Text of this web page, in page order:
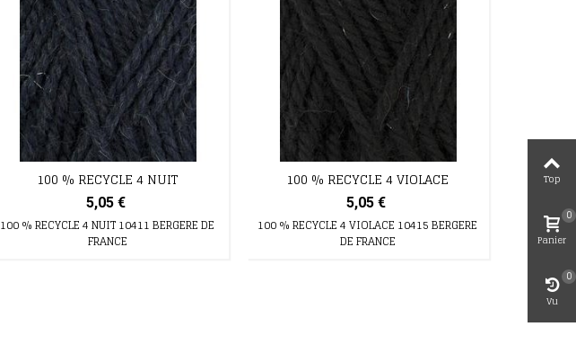
100 % RECYCLE 4 NUIT
5,05 €
100 % RECYCLE 4 NUIT 10411 BERGERE DE
FRANCE
100 % RECYCLE 4 VIOLACE
5,05 €
100 % RECYCLE 4 VIOLACE 10415 BERGERE
DE FRANCE
Top
Panier
0
Vu
0